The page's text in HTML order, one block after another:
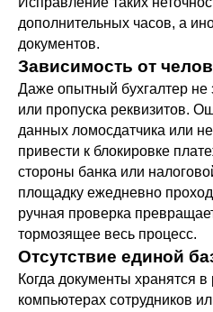
дополнительных часов, а
документов.
Зависимость от
Даже опытный бухгалтер не
или пропуска реквизитов.
данных ломосдатчика или
привести к блокировке
стороны банка или
площадку ежедневно
ручная проверка
тормозящее весь процесс.
Отсутствие единой
Когда документы хранятся
компьютерах сотрудников